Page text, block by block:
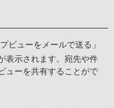
ビューをメールで送る」
表示されます。宛先や件
ューを共有することがで